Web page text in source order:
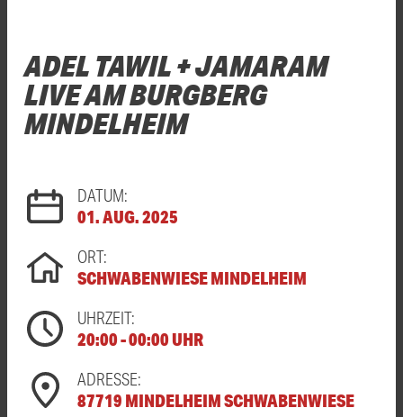
ADEL TAWIL + JAMARAM
LIVE AM BURGBERG
MINDELHEIM
DATUM:
01. AUG. 2025
ORT:
SCHWABENWIESE MINDELHEIM
UHRZEIT:
20:00 - 00:00 UHR
ADRESSE:
87719 MINDELHEIM SCHWABENWIESE